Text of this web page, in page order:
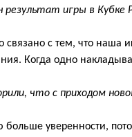
результат игры в Кубке
связано с тем, что наша
. Когда одно
что с приходом
больше уверенности,